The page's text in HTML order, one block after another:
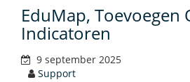
EduMap, Toevoegen
Indicatoren
9 september 2025
Support